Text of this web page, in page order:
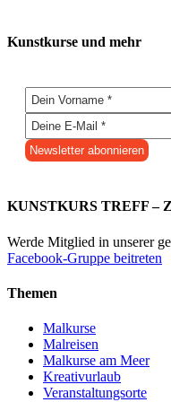
Kunstkurse und mehr
KUNSTKURS TREFF –
Werde Mitglied in unserer
Facebook-Gruppe beitreten
Themen
Malkurse
Malreisen
Malkurse am Meer
Kreativurlaub
Veranstaltungsorte